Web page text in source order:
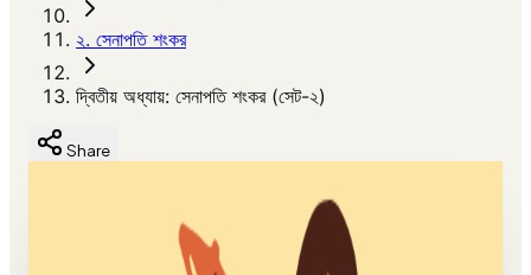
২. সেনাপতি শংকর
দ্বিতীয় অধ্যায়: সেনাপতি শংকর (সেট-২)
Share